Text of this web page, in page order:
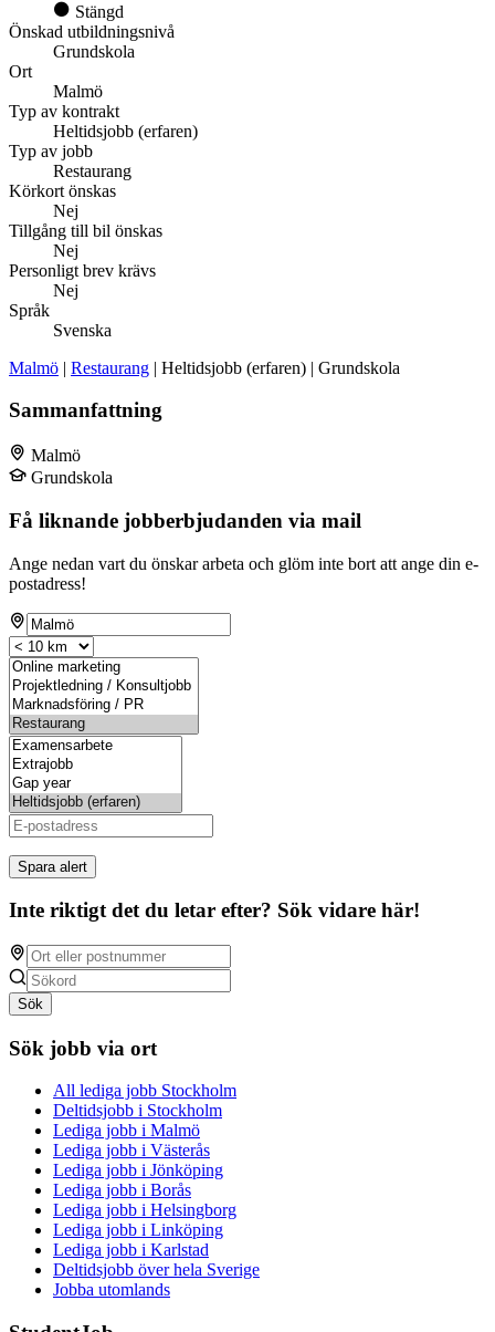
Stängd
Önskad utbildningsnivå
Grundskola
Ort
Malmö
Typ av kontrakt
Heltidsjobb (erfaren)
Typ av jobb
Restaurang
Körkort önskas
Nej
Tillgång till bil önskas
Nej
Personligt brev krävs
Nej
Språk
Svenska
Malmö | Restaurang | Heltidsjobb (erfaren) | Grundskola
Sammanfattning
Malmö
Grundskola
Få liknande jobberbjudanden via mail
Ange nedan vart du önskar arbeta och glöm inte bort att ange din e-
postadress!
Spara alert
Inte riktigt det du letar efter? Sök vidare här!
Sök
Sök jobb via ort
All lediga jobb Stockholm
Deltidsjobb i Stockholm
Lediga jobb i Malmö
Lediga jobb i Västerås
Lediga jobb i Jönköping
Lediga jobb i Borås
Lediga jobb i Helsingborg
Lediga jobb i Linköping
Lediga jobb i Karlstad
Deltidsjobb över hela Sverige
Jobba utomlands